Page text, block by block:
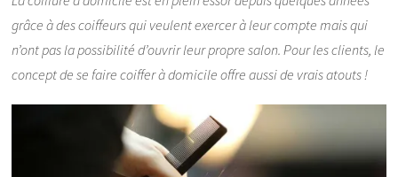
grâce à des coiffeurs qui veulent exercer à leur compte mais qui
n’ont pas la possibilité d’ouvrir leur propre salon. Pour les clients, le
concept de se faire coiffer à domicile offre aussi de vrais atouts !